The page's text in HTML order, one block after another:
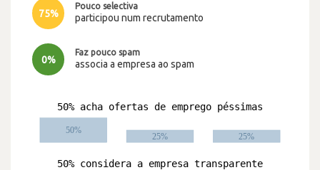
75%
Pouco selectiva
participou num recrutamento
0%
Faz pouco spam
associa a empresa ao spam